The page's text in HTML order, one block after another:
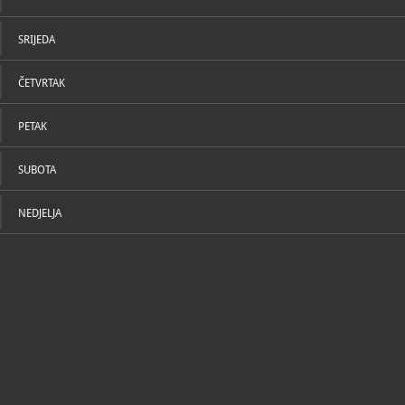
SRIJEDA
ČETVRTAK
PETAK
SUBOTA
NEDJELJA
: Gradski muzej Novalja, 7.9. - 27.9. 2018.
metalu : Gradski muzej Novalja, 17.8. - 6.9. 2018.
fotografija : Gradski muzej Novalja, 15. lipnja - 5. srpnja 2018.